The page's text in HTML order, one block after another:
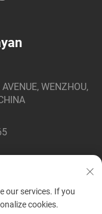
WENZHOU,
our services. If you
cookies.